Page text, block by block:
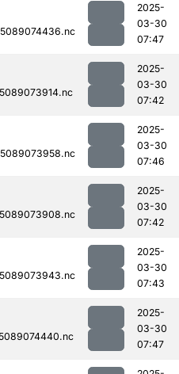
2025-
03-30
07:47
2025-
03-30
07:42
2025-
03-30
07:46
2025-
03-30
07:42
2025-
03-30
07:43
2025-
03-30
07:47